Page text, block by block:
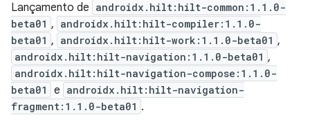
Lançamento de androidx.hilt:hilt-common:1.1.0-
beta01 , androidx.hilt:hilt-compiler:1.1.0-
beta01 , androidx.hilt:hilt-work:1.1.0-beta01 ,
androidx.hilt:hilt-navigation:1.1.0-beta01 ,
androidx.hilt:hilt-navigation-compose:1.1.0-
beta01
e androidx.hilt:hilt-navigation-
fragment:1.1.0-beta01 .